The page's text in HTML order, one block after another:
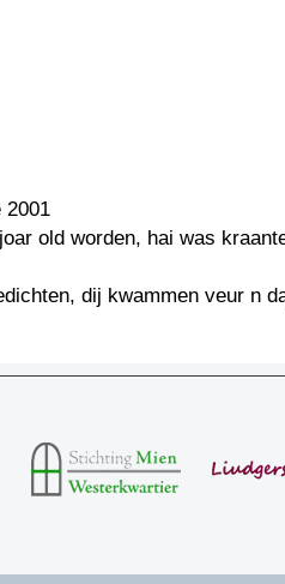
2001
old worden, hai was
dij kwammen veur n